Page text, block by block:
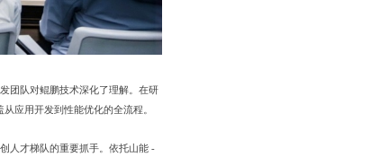
团队对鲲鹏技术深化了理解。在研
应用开发到性能优化的全流程。
人才梯队的重要抓手。依托山能 -